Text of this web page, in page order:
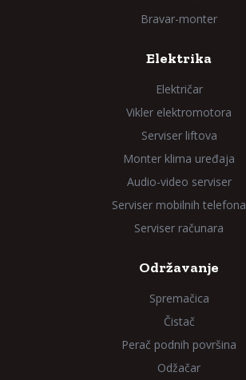
Bravar-monter
Elektrika
Električar
Vikler elektromotora
Serviser liftova
Monter klima uređaja
Audio-video serviser
Serviser mobilnih telefona
Serviser računara
Održavanje
Spremačica
Čistač
Perač podnih površina
Odžačar